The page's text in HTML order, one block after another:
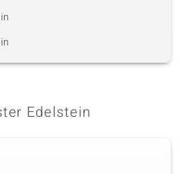
Edelstein